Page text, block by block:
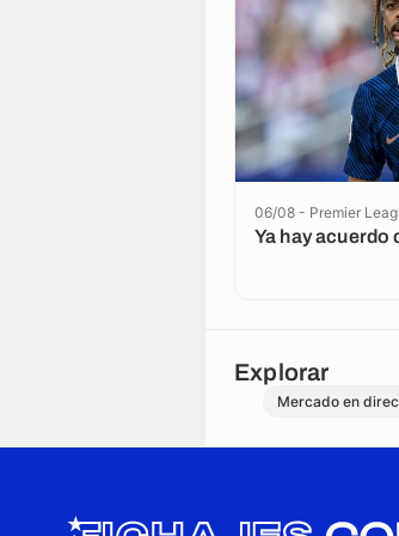
Ya hay acuerdo
06/08 - Premier
Explorar
Mercado en